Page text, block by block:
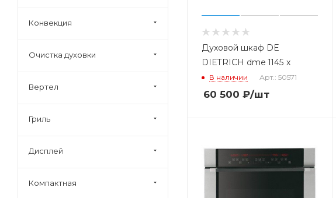
Духовой шкаф DE
DIETRICH dme 1145 x
В наличии Арт.: 50571
60 500 ₽/шт
Darina (
Delonghi (1)
Fagor (
Foster (
Конвекция
Очистка духовки
Вертел
Гриль
Дисплей
Компактная